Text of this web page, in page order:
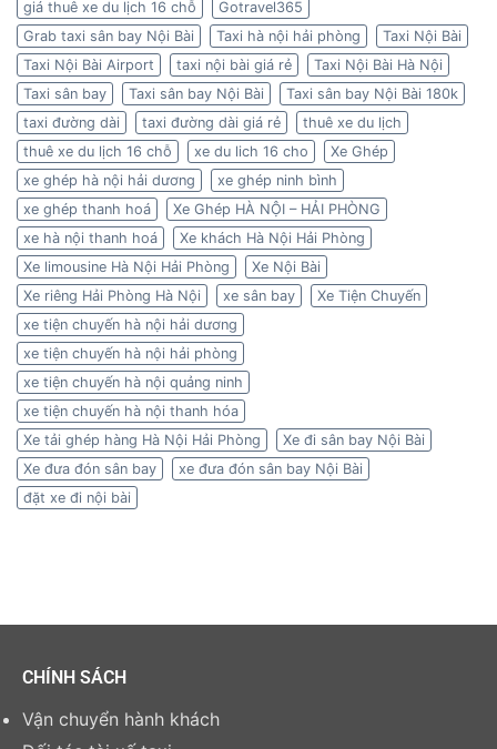
giá thuê xe du lịch 16 chỗ
Gotravel365
Grab taxi sân bay Nội Bài
Taxi hà nội hải phòng
Taxi Nội Bài
Taxi Nội Bài Airport
taxi nội bài giá rẻ
Taxi Nội Bài Hà Nội
Taxi sân bay
Taxi sân bay Nội Bài
Taxi sân bay Nội Bài 180k
taxi đường dài
taxi đường dài giá rẻ
thuê xe du lịch
thuê xe du lịch 16 chỗ
xe du lich 16 cho
Xe Ghép
xe ghép hà nội hải dương
xe ghép ninh bình
xe ghép thanh hoá
Xe Ghép HÀ NỘI – HẢI PHÒNG
xe hà nội thanh hoá
Xe khách Hà Nội Hải Phòng
Xe limousine Hà Nội Hải Phòng
Xe Nội Bài
Xe riêng Hải Phòng Hà Nội
xe sân bay
Xe Tiện Chuyến
xe tiện chuyến hà nội hải dương
xe tiện chuyến hà nội hải phòng
xe tiện chuyến hà nội quảng ninh
xe tiện chuyến hà nội thanh hóa
Xe tải ghép hàng Hà Nội Hải Phòng
Xe đi sân bay Nội Bài
Xe đưa đón sân bay
xe đưa đón sân bay Nội Bài
đặt xe đi nội bài
CHÍNH SÁCH
Vận chuyển hành khách